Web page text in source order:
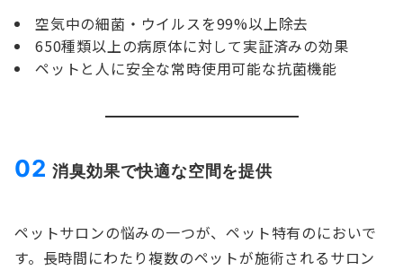
空気中の細菌・ウイルスを99%以上除去
650種類以上の病原体に対して実証済みの効果
ペットと人に安全な常時使用可能な抗菌機能
02消臭効果で快適な空間を提供
ペットサロンの悩みの一つが、ペット特有のにおいで
す。長時間にわたり複数のペットが施術されるサロン